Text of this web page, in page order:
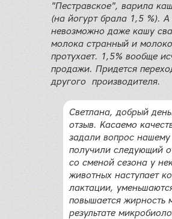
"Пестравское", варила
(на йогурт брала 1,5 %). А
невозможно даже кашу
молока странный и
протухает. 1,5% вообще
продажи. Придется
другого производителя.
Светлана, добрый
отзыв. Касаемо
задали вопрос нашему
получили следующий
со сменой сезона у
животных наступает
лактации,
повышается жирность
результате